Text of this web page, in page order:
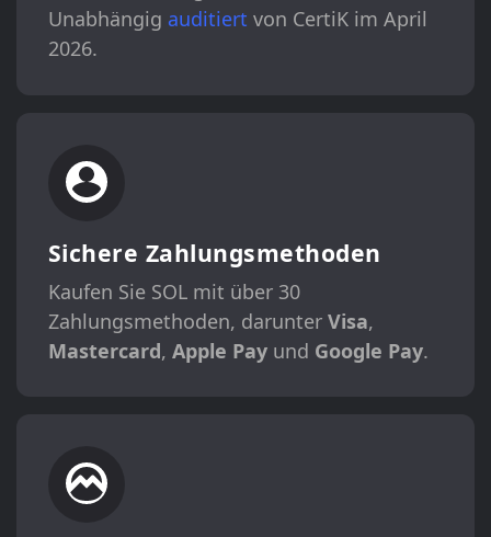
Unabhängig auditiert von CertiK im April
2026.
Sichere Zahlungsmethoden
Kaufen Sie SOL mit über 30
Zahlungsmethoden, darunter Visa,
Mastercard, Apple Payund Google Pay.